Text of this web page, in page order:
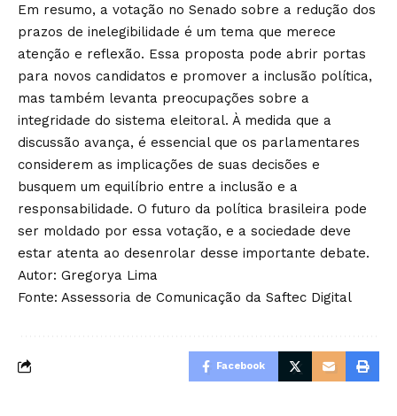
Em resumo, a votação no Senado sobre a redução dos
prazos de inelegibilidade é um tema que merece
atenção e reflexão. Essa proposta pode abrir portas
para novos candidatos e promover a inclusão política,
mas também levanta preocupações sobre a
integridade do sistema eleitoral. À medida que a
discussão avança, é essencial que os parlamentares
considerem as implicações de suas decisões e
busquem um equilíbrio entre a inclusão e a
responsabilidade. O futuro da política brasileira pode
ser moldado por essa votação, e a sociedade deve
estar atenta ao desenrolar desse importante debate.
Autor: Gregorya Lima
Fonte: Assessoria de Comunicação da Saftec Digital
Facebook